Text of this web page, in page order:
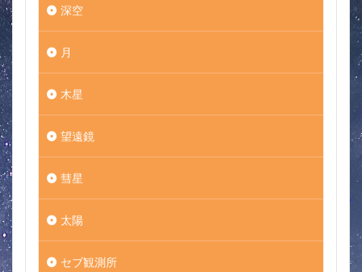
深空
月
木星
望遠鏡
彗星
太陽
セブ観測所